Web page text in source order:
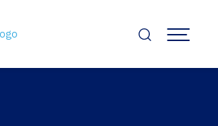
MENÚ